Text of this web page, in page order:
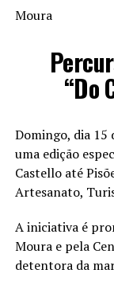
Moura
“Do
Domingo, dia 15
uma edição
Castello até
Artesanato,
A iniciativa é
Moura e pela
detentora da